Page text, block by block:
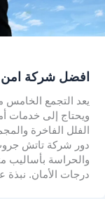
افضل شركة
يعد التجمع الخامس
ويحتاج إلى خدمات
الفلل الفاخرة
دور شركة تاتش
والحراسة
درجات الأمان.